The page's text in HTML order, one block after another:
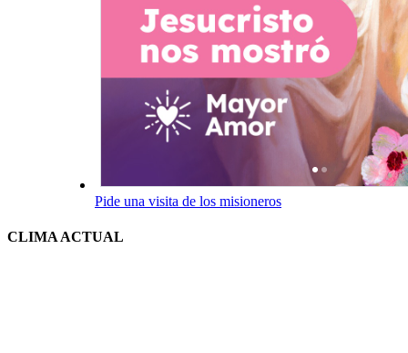
Pide una visita de los misioneros
CLIMA ACTUAL